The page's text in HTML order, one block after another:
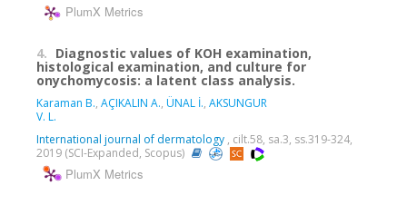
PlumX Metrics
4. Diagnostic values of KOH examination,
histological examination, and culture for
onychomycosis: a latent class analysis.
Karaman B., AÇIKALIN A., ÜNAL İ., AKSUNGUR
V. L.
International journal of dermatology , cilt.58, sa.3, ss.319-324,
2019 (SCI-Expanded, Scopus)
PlumX Metrics